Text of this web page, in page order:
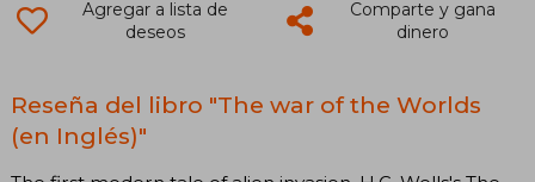
Agregar a lista de
deseos
Comparte y gana
dinero
Reseña del libro "The war of the Worlds
(en Inglés)"